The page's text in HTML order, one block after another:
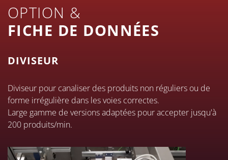
être rallongé jusqu'à 2,5
mètres.
OPTION &
FICHE DE DONNÉES
DIVISEUR
Diviseur pour canaliser des produits non réguliers ou de
forme irrégulière dans les voies correctes.
Large gamme de versions adaptées pour accepter jusqu'à
200 produits/min.